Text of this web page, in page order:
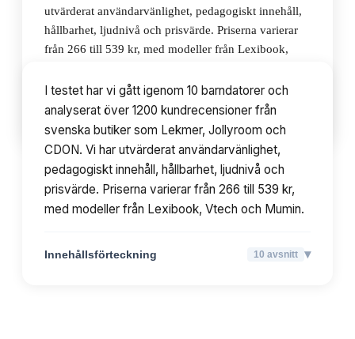
utvärderat användarvänlighet, pedagogiskt innehåll,
hållbarhet, ljudnivå och prisvärde. Priserna varierar
från 266 till 539 kr, med modeller från Lexibook,
Innehållsförteckning 10avsnitt
I testet har vi gått igenom 10 barndatorer och
analyserat över 1200 kundrecensioner från
svenska butiker som Lekmer, Jollyroom och
CDON. Vi har utvärderat användarvänlighet,
pedagogiskt innehåll, hållbarhet, ljudnivå och
prisvärde. Priserna varierar från 266 till 539 kr,
med modeller från Lexibook, Vtech och Mumin.
Innehållsförteckning 10 avsnitt ▾